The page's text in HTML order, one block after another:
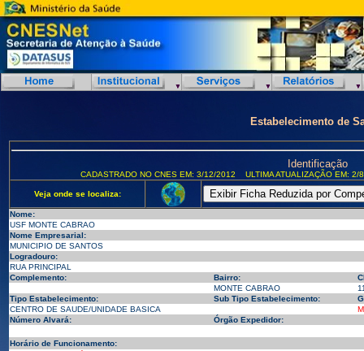
Estabelecimento de
Identificação
CADASTRADO NO CNES EM: 3/12/2012 ULTIMA ATUALIZAÇÃO EM:
Veja onde se localiza:
Nome:
USF MONTE CABRAO
Nome Empresarial:
MUNICIPIO DE SANTOS
Logradouro:
RUA PRINCIPAL
Complemento:
Bairro:
MONTE CABRAO
Tipo Estabelecimento:
Sub Tipo Estabelecimento:
CENTRO DE SAUDE/UNIDADE BASICA
Número Alvará:
Órgão Expedidor:
Horário de Funcionamento: